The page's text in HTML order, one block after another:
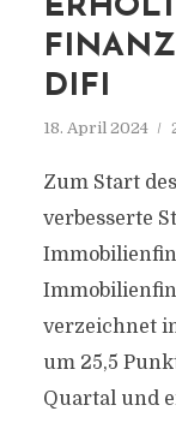
DIFI
18. April 2024
Zum Start
verbesserte
verzeichnet
um 25,5
Quartal und